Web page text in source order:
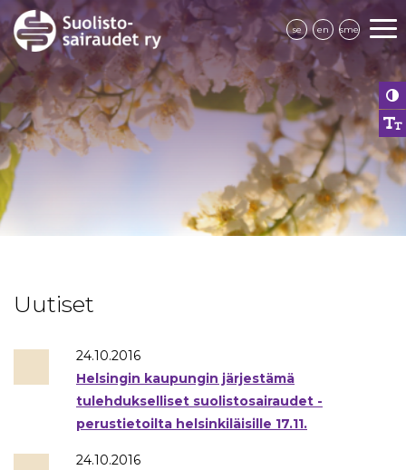
se en sme
Uutiset
24.10.2016
Helsingin kaupungin järjestämä
tulehdukselliset suolistosairaudet -
perustietoilta helsinkiläisille 17.11.
24.10.2016